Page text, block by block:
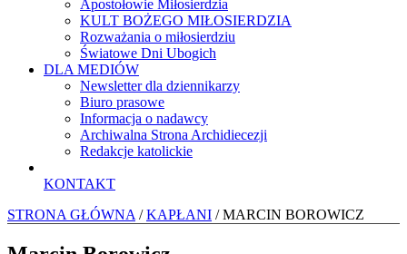
Apostołowie Miłosierdzia
KULT BOŻEGO MIŁOSIERDZIA
Rozważania o miłosierdziu
Światowe Dni Ubogich
DLA MEDIÓW
Newsletter dla dziennikarzy
Biuro prasowe
Informacja o nadawcy
Archiwalna Strona Archidiecezji
Redakcje katolickie
KONTAKT
STRONA GŁÓWNA /KAPŁANI / MARCIN BOROWICZ